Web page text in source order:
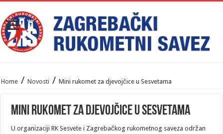
Home / Novosti / Mini rukomet za djevojčice u Sesvetama
Mini rukomet za djevojčice u Sesvetama
U organizaciji RK Sesvete i Zagrebačkog rukometnog saveza održan